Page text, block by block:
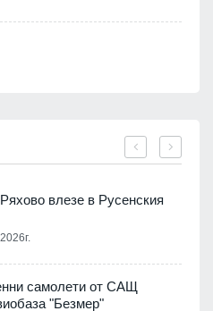
влезе в Русенския
самолети от САЩ
"Безмер"